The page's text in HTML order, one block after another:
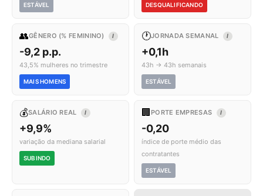
ESTÁVEL DESQUALIFICANDO
👥GÊNERO (% FEMININO) I
-9,2 p.p.
43,5% mulheres no trimestre
MAIS HOMENS
🕐JORNADA SEMANAL I
+0,1h
43h → 43h semanais
ESTÁVEL
💰SALÁRIO REAL I
+9,9%
variação da mediana salarial
SUBINDO
🏢 PORTE EMPRESAS I
-0,20
índice de porte médio das
contratantes
ESTÁVEL